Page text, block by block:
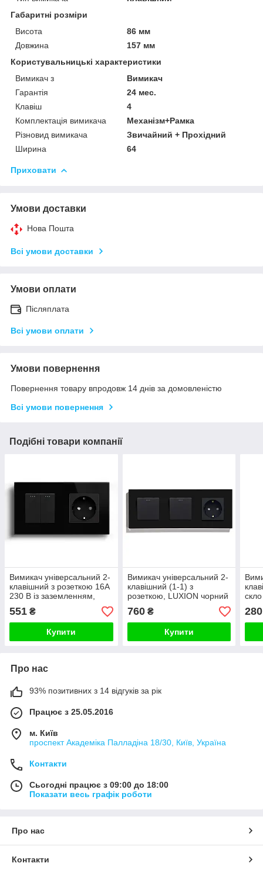
Габаритні розміри
Висота
86 мм
Довжина
157 мм
Користувальницькі характеристики
Вимикач з
Вимикач
Гарантія
24 мес.
Клавіш
4
Комплектація вимикача
Механізм+Рамка
Різновид вимикача
Звичайний + Прохідний
Ширина
64
Приховати
Умови доставки
Нова Пошта
Всі умови доставки
Умови оплати
Післяплата
Всі умови оплати
Умови повернення
Повернення товару впродовж 14 днів за домовленістю
Всі умови повернення
Подібні товари компанії
Вимикач універсальний 2-
клавішний з розеткою 16А
230 В із заземленням,
захисні шторки LUXION
чорний скло
551 ₴
Купити
Вимикач універсальний 2-
клавішний (1-1) з
розеткою, LUXION чорний
скло
760₴
Купити
скло
280
Про нас
93% позитивних з 14 відгуків за рік
Працює з 25.05.2016
м. Київ
проспект Академіка Палладіна 18/30, Київ, Україна
Контакти
Сьогодні працює з 09:00 до 18:00
Показати весь графік роботи
Про нас
Контакти